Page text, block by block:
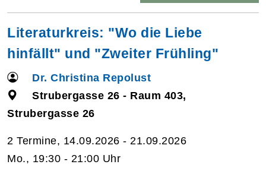
Literaturkreis: "Wo die Liebe
hinfällt" und "Zweiter Frühling"
Dr. Christina Repolust
Strubergasse 26 - Raum 403,
Strubergasse 26
2 Termine, 14.09.2026 - 21.09.2026
Mo., 19:30 - 21:00 Uhr